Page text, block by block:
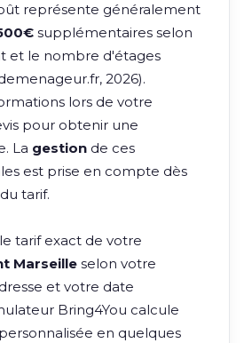
représente généralement
supplémentaires selon
et le nombre d'étages
2026).
lors de votre
pour obtenir une
La gestion de ces
est prise en compte dès
tarif.
tarif exact de votre
Marseille selon votre
et votre date
Bring4You calcule
en quelques